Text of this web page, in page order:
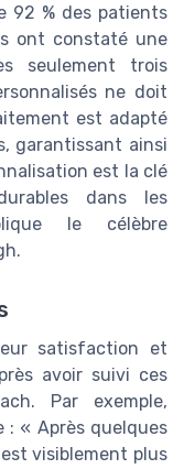
92 % des patients
ont constaté une
seulement trois
ne doit
est adapté
garantissant ainsi
est la clé
dans les
le célèbre
satisfaction et
avoir suivi ces
Par exemple,
: « Après quelques
visiblement plus